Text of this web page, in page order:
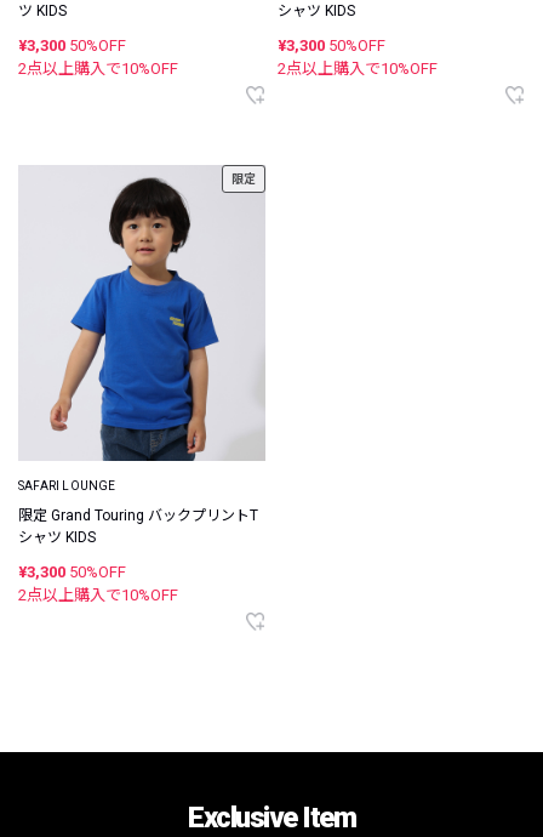
ツ KIDS
¥3,300 50%OFF
2点以上購入で10%OFF
シャツ KIDS
¥3,300 50%OFF
2点以上購入で10%OFF
限定
SAFARI LOUNGE
限定 Grand Touring バックプリントT
シャツ KIDS
¥3,300 50%OFF
2点以上購入で10%OFF
Exclusive Item